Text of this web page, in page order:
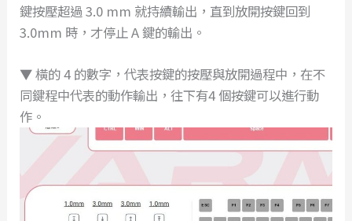
鍵按壓超過 3.0 mm 就持續輸出，直到放開按鍵回到
3.0mm 時，才停止 A 鍵的輸出。
▼ 橫的 4 的數字，代表按鍵的按壓與放開過程中，在不
同鍵程中代表的動作輸出，往下有4 個按鍵可以進行動
作。